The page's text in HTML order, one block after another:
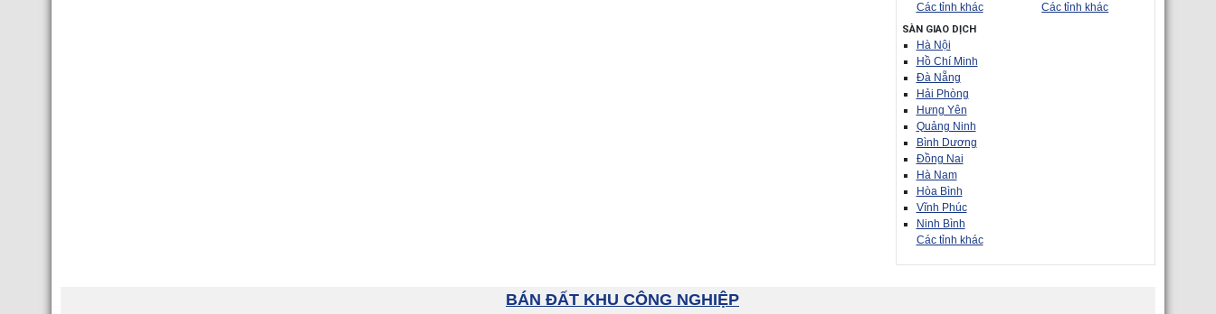
Các tỉnh khác
Các tỉnh khác
SÀN GIAO DỊCH
Hà Nội
Hồ Chí Minh
Đà Nẵng
Hải Phòng
Hưng Yên
Quảng Ninh
Bình Dương
Đồng Nai
Hà Nam
Hòa Bình
Vĩnh Phúc
Ninh Bình
Các tỉnh khác
BÁN ĐẤT KHU CÔNG NGHIỆP